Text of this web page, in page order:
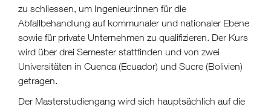
zu schliessen, um Ingenieur:innen für die
Abfallbehandlung auf kommunaler und nationaler Ebene
sowie für private Unternehmen zu qualifizieren. Der Kurs
wird über drei Semester stattfinden und von zwei
Universitäten in Cuenca (Ecuador) und Sucre (Bolivien)
getragen.
Der Masterstudiengang wird sich hauptsächlich auf die